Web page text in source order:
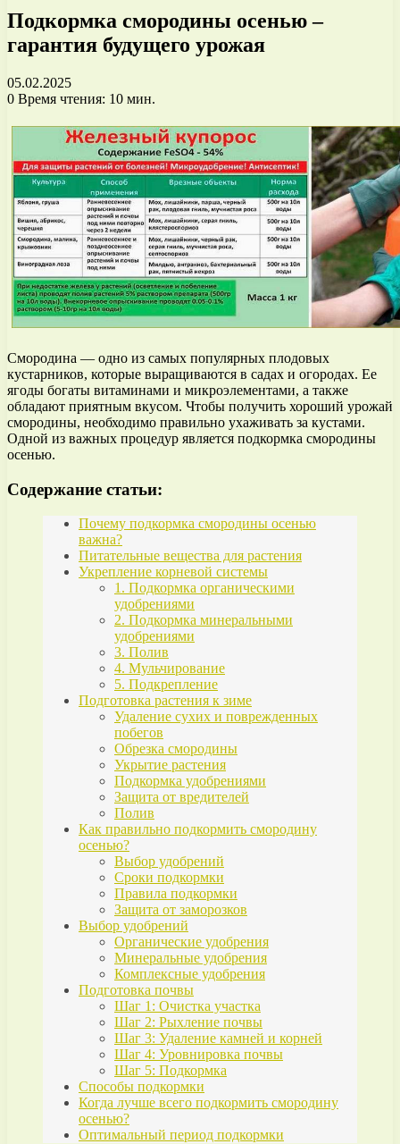
Подкормка смородины осенью –
гарантия будущего урожая
05.02.2025
0 Время чтения: 10 мин.
Смородина — одно из самых популярных плодовых
кустарников, которые выращиваются в садах и огородах. Ее
ягоды богаты витаминами и микроэлементами, а также
обладают приятным вкусом. Чтобы получить хороший урожай
смородины, необходимо правильно ухаживать за кустами.
Одной из важных процедур является подкормка смородины
осенью.
Содержание статьи:
Почему подкормка смородины осенью
важна?
Питательные вещества для растения
Укрепление корневой системы
1. Подкормка органическими
удобрениями
2. Подкормка минеральными
удобрениями
3. Полив
4. Мульчирование
5. Подкрепление
Подготовка растения к зиме
Удаление сухих и поврежденных
побегов
Обрезка смородины
Укрытие растения
Подкормка удобрениями
Защита от вредителей
Полив
Как правильно подкормить смородину
осенью?
Выбор удобрений
Сроки подкормки
Правила подкормки
Защита от заморозков
Выбор удобрений
Органические удобрения
Минеральные удобрения
Комплексные удобрения
Подготовка почвы
Шаг 1: Очистка участка
Шаг 2: Рыхление почвы
Шаг 3: Удаление камней и корней
Шаг 4: Уровнировка почвы
Шаг 5: Подкормка
Способы подкормки
Когда лучше всего подкормить смородину
осенью?
Оптимальный период подкормки